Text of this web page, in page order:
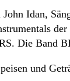
Idan,
Die Band
und